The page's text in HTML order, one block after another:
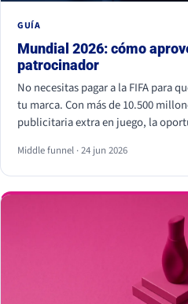
GUÍA
Mundial 2026: cómo
patrocinador
No necesitas pagar a la FIFA para
tu marca. Con más de 10.500
publicitaria extra en juego, la
estadio. Eso sí, hay líneas que no
oficiales de la FIFA puede salir muy
Middle funnel · 24 jun 2026